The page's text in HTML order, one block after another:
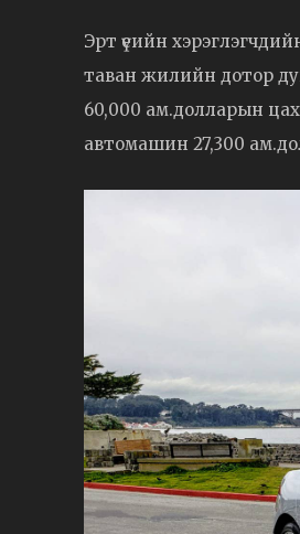
Эрт үеийн
таван жилийн дотор
60,000 ам.долларын
автомашин 27,300